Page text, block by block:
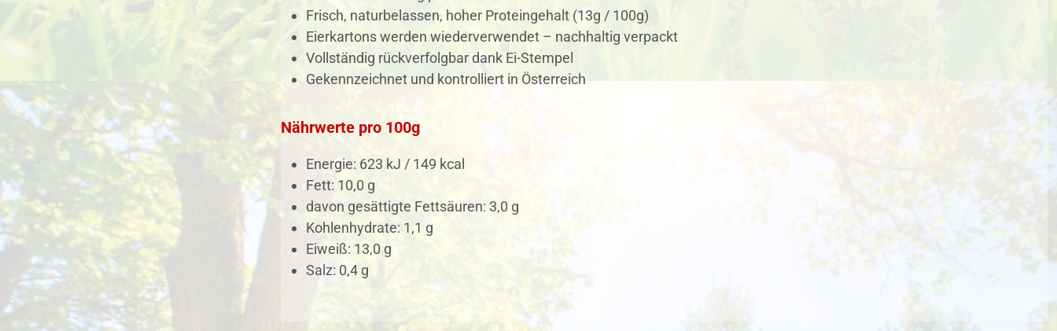
Frisch, naturbelassen, hoher Proteingehalt (13g / 100g)
Eierkartons werden wiederverwendet – nachhaltig verpackt
Vollständig rückverfolgbar dank Ei-Stempel
Gekennzeichnet und kontrolliert in Österreich
Nährwerte pro 100g
Energie: 623 kJ / 149 kcal
Fett: 10,0 g
davon gesättigte Fettsäuren: 3,0 g
Kohlenhydrate: 1,1 g
Eiweiß: 13,0 g
Salz: 0,4 g